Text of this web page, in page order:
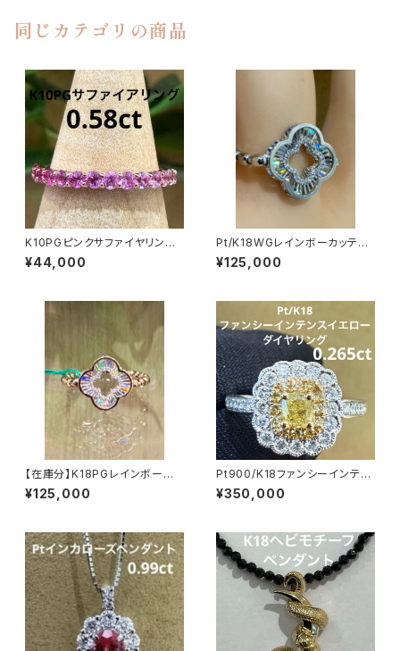
同じカテゴリの商品
K10PGピンクサファイヤリン
グ #11
¥44,000
Pt/K18WGレインボーカッティ
ング四つ葉モチーフリング
¥125,000
【在庫分】K18PGレインボーカッ
ティングダイヤモンドリング フ
ラワーモチーフ
¥125,000
Pt900/K18ファンシーインテン
スイエローダイヤリング0.265c
t
¥350,000